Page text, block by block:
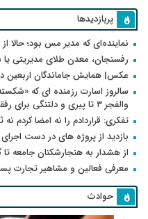
پربازدیدها
نماینده‌ای که مدیر مس بود؛
رفسنجان، معدن طلای مدیریتی
عکس| همایش جاماندگان اربعین
سالروز اسارت رزمنده ای که
والفجر ۳ تا پیری و دلتنگی برای رفقای شهید
تفکری: قراردادم را نه امضا کردم
بازدید از پروژه های در دست
از هشدار به هنجارشکنان جامعه
معرفی فعالین و مشاهیر تجارت
حوادث